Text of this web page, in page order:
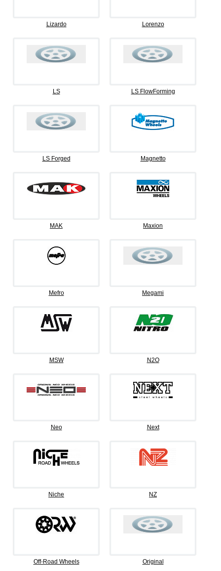
Lizardo Lorenzo
LS LS FlowForming
LS Forged Magnetto
MAK Maxion
Mefro Megami
MSW N2O
Neo Next
Niche NZ
Off-Road Wheels Original